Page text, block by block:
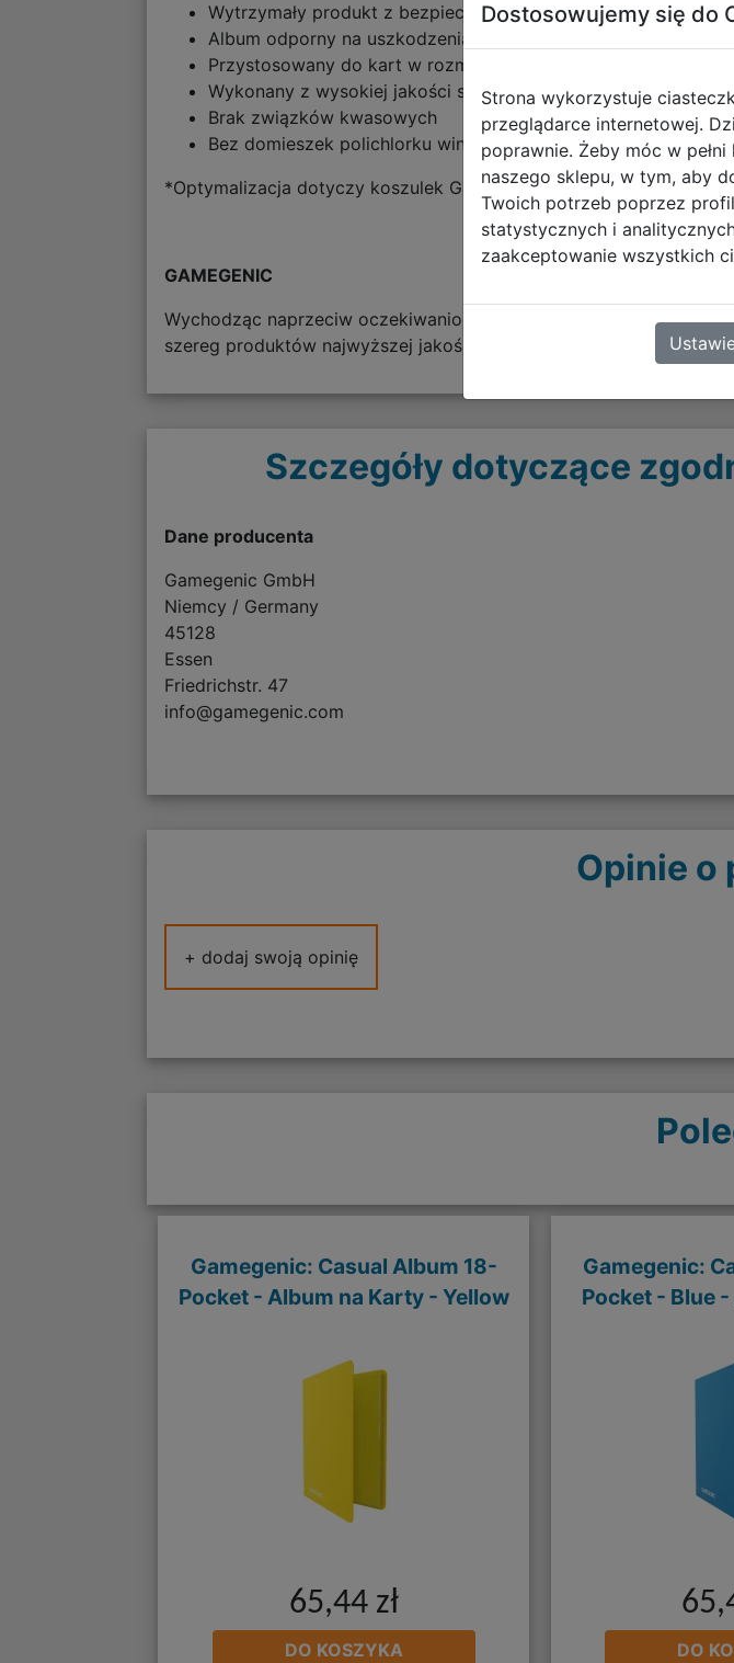
Wytrzymały produkt z bezpiecznym zamknięciem w postaci
Album odporny na uszkodzenia mechaniczne, idealny do
Przystosowany do kart w rozmiarze standard i standard-
Wykonany z wysokiej jakości surowców
Brak związków kwasowych
Bez domieszek polichlorku winylu
*Optymalizacja dotyczy koszulek Gamegenic. Koszulki innych firm
GAMEGENIC
Wychodząc naprzeciw oczekiwaniom fanów, firma Gamegenic
szereg produktów najwyższej jakości z możliwością niespotykanej
Szczegóły dotyczące
Dane producenta
Gamegenic GmbH
Niemcy / Germany
45128
Essen
Friedrichstr. 47
info@gamegenic.com
Opinie o
+ dodaj swoją opinię
Gamegenic: Casual Album 18-
Pocket - Album na Karty - Yellow
65,44 zł
DO KOSZYKA
Gamegenic:
Pocket - Blue
DO
Dostosowujemy się do
Strona wykorzystuje
przeglądarce internetowej.
poprawnie. Żeby móc w
naszego sklepu, w tym, aby
Twoich potrzeb poprzez
statystycznych i
zaakceptowanie wszystkich